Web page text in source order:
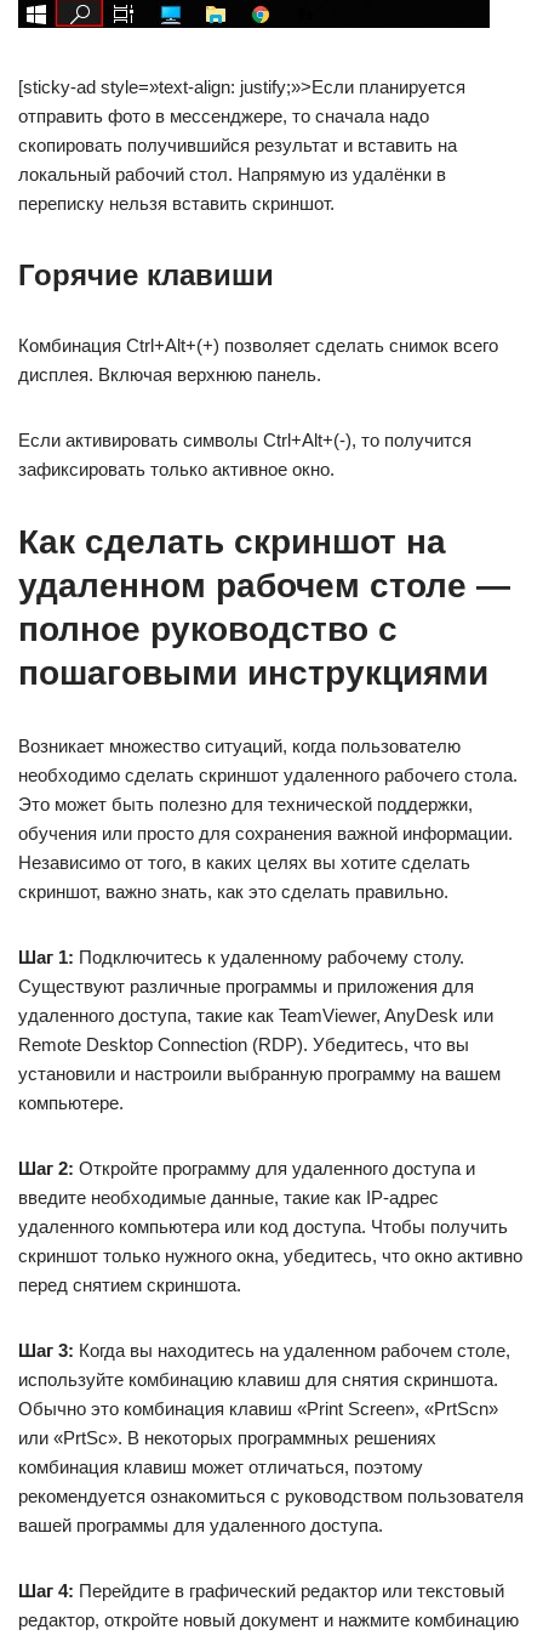
[sticky-ad style=»text-align: justify;»>Если планируется
отправить фото в мессенджере, то сначала надо
скопировать получившийся результат и вставить на
локальный рабочий стол. Напрямую из удалёнки в
переписку нельзя вставить скриншот.
Горячие клавиши
Комбинация Ctrl+Alt+(+) позволяет сделать снимок всего
дисплея. Включая верхнюю панель.
Если активировать символы Ctrl+Alt+(-), то получится
зафиксировать только активное окно.
Как сделать скриншот на
удаленном рабочем столе —
полное руководство с
пошаговыми инструкциями
Возникает множество ситуаций, когда пользователю
необходимо сделать скриншот удаленного рабочего стола.
Это может быть полезно для технической поддержки,
обучения или просто для сохранения важной информации.
Независимо от того, в каких целях вы хотите сделать
скриншот, важно знать, как это сделать правильно.
Шаг 1: Подключитесь к удаленному рабочему столу.
Существуют различные программы и приложения для
удаленного доступа, такие как TeamViewer, AnyDesk или
Remote Desktop Connection (RDP). Убедитесь, что вы
установили и настроили выбранную программу на вашем
компьютере.
Шаг 2: Откройте программу для удаленного доступа и
введите необходимые данные, такие как IP-адрес
удаленного компьютера или код доступа. Чтобы получить
скриншот только нужного окна, убедитесь, что окно активно
перед снятием скриншота.
Шаг 3: Когда вы находитесь на удаленном рабочем столе,
используйте комбинацию клавиш для снятия скриншота.
Обычно это комбинация клавиш «Print Screen», «PrtScn»
или «PrtSc». В некоторых программных решениях
комбинация клавиш может отличаться, поэтому
рекомендуется ознакомиться с руководством пользователя
вашей программы для удаленного доступа.
Шаг 4: Перейдите в графический редактор или текстовый
редактор, откройте новый документ и нажмите комбинацию